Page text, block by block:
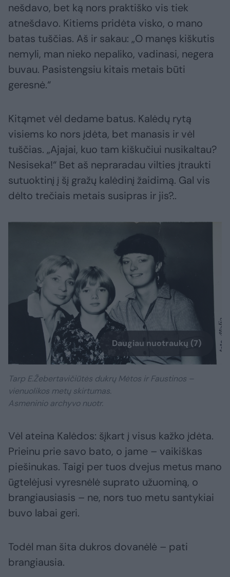
nešdavo, bet ką nors praktiško vis tiek
atnešdavo. Kitiems pridėta visko, o mano
batas tuščias. Aš ir sakau: „O manęs kiškutis
nemyli, man nieko nepaliko, vadinasi, negera
buvau. Pasistengsiu kitais metais būti
geresnė.“
Kitąmet vėl dedame batus. Kalėdų rytą
visiems ko nors įdėta, bet manasis ir vėl
tuščias. „Ajajai, kuo tam kiškučiui nusikaltau?
Nesiseka!“ Bet aš nepraradau vilties įtraukti
sutuoktinį į šį gražų kalėdinį žaidimą. Gal vis
dėlto trečiais metais susipras ir jis?..
Daugiau nuotraukų (7)
Tarp E.Žebertavičiūtės dukrų Mėtos ir Faustinos –
vienuolikos metų skirtumas.
Asmeninio archyvo nuotr.
Vėl ateina Kalėdos: šįkart į visus kažko įdėta.
Prieinu prie savo bato, o jame – vaikiškas
piešinukas. Taigi per tuos dvejus metus mano
ūgtelėjusi vyresnėlė suprato užuominą, o
brangiausiasis – ne, nors tuo metu santykiai
buvo labai geri.
Todėl man šita dukros dovanėlė – pati
brangiausia.